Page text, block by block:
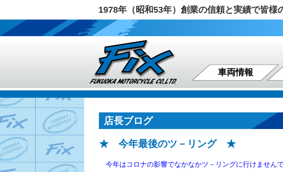
1978年（昭和53年）創業の信頼と実績で皆
車両情報
店長ブログ
★ 今年最後のツ－リング ★
今年はコロナの影響でなかなかツ－リングに行けません